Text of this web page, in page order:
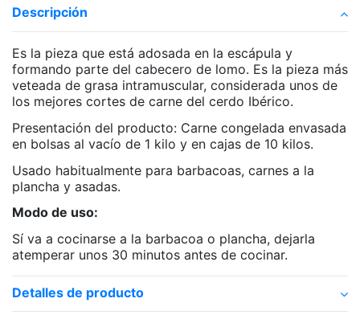
Descripción
Es la pieza que está adosada en la escápula y
formando parte del cabecero de lomo. Es la pieza más
veteada de grasa intramuscular, considerada unos de
los mejores cortes de carne del cerdo Ibérico.
Presentación del producto: Carne congelada envasada
en bolsas al vacío de 1 kilo y en cajas de 10 kilos.
Usado habitualmente para barbacoas, carnes a la
plancha y asadas.
Modo de uso:
Sí va a cocinarse a la barbacoa o plancha, dejarla
atemperar unos 30 minutos antes de cocinar.
Detalles de producto